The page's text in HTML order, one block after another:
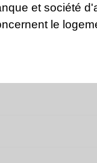
et société
le